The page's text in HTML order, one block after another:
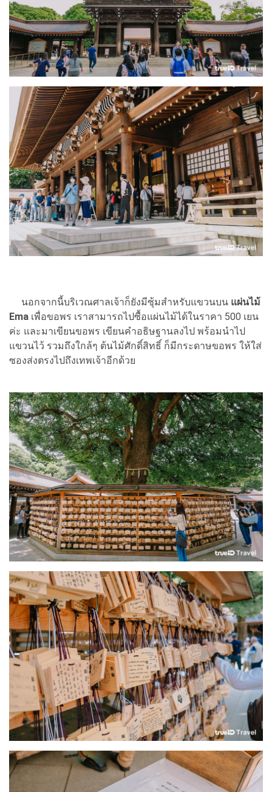
นอกจากนี้บริเวณศาลเจ้าก็ยังมีซุ้มสำหรับแขวนบน แผ่นไม้
Ema เพื่อขอพร เราสามารถไปซื้อแผ่นไม้ได้ในราคา 500 เยน
ค่ะ และมาเขียนขอพร เขียนคำอธิษฐานลงไป พร้อมนำไป
แขวนไว้ รวมถึงใกล้ๆ ต้นไม้ศักดิ์สิทธิ์ ก็มีกระดาษขอพร ให้ใส่
ซองส่งตรงไปถึงเทพเจ้าอีกด้วย